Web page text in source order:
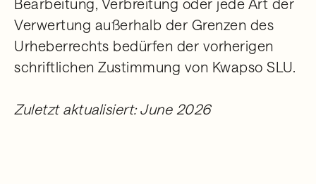
Bearbeitung, Verbreitung oder jede Art der
Verwertung außerhalb der Grenzen des
Urheberrechts bedürfen der vorherigen
schriftlichen Zustimmung von Kwapso SLU.
Zuletzt aktualisiert: June 2026